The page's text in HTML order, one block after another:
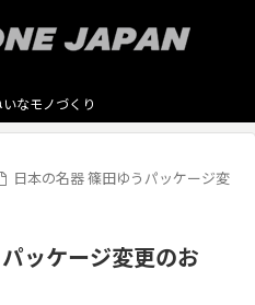
なモノづくり
日本の名器 篠田ゆうパッケージ変
ッケージ変更のお